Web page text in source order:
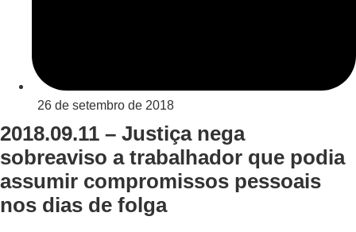
26 de setembro de 2018
2018.09.11 – Justiça nega
sobreaviso a trabalhador que podia
assumir compromissos pessoais
nos dias de folga